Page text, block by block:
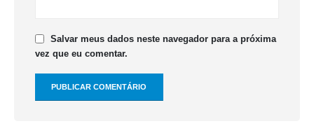
Salvar meus dados neste navegador para a próxima
vez que eu comentar.